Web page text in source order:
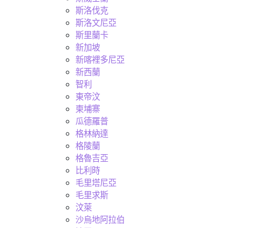
斯洛伐克
斯洛文尼亞
斯里蘭卡
新加坡
新喀裡多尼亞
新西蘭
智利
東帝汶
柬埔寨
瓜德羅普
格林納達
格陵蘭
格魯吉亞
比利時
毛里塔尼亞
毛里求斯
汶萊
沙烏地阿拉伯